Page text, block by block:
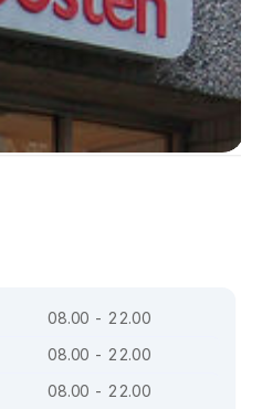
08.00 - 22.00
08.00 - 22.00
08.00 - 22.00